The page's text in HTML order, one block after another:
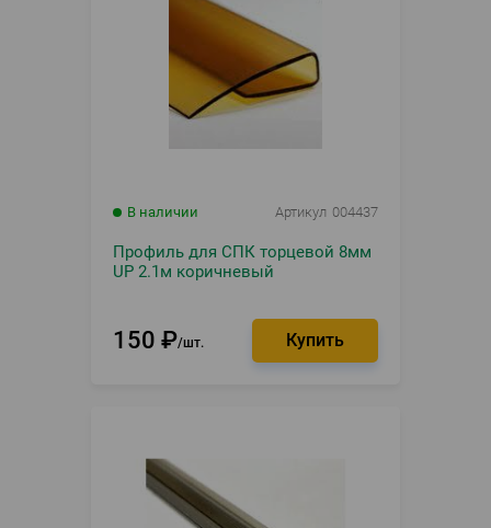
В наличии Артикул 004437
Профиль для СПК торцевой 8мм
UP 2.1м коричневый
150 ₽ шт.